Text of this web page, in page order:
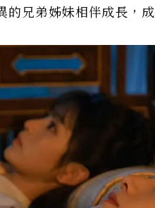
兄弟姊妹相伴成長，